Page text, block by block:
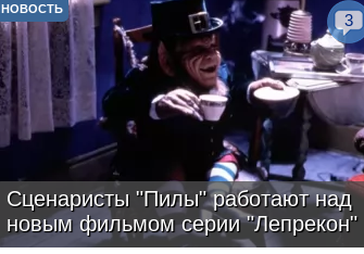
Сценаристы "Пилы" работают над
новым фильмом серии "Лепрекон"
НОВОСТЬ
3